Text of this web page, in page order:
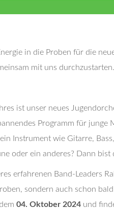
in die Proben für die
mit uns
ist unser neues
Programm für junge
Instrument wie Gitarre,
oder ein anderes? Dann
erfahrenen Band-Leaders
sondern auch schon
04. Oktober 2024 und